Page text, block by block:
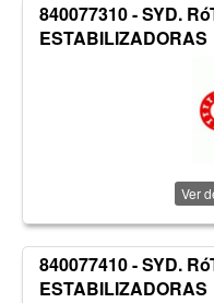
840077310 - SYD.
ESTABILIZADORAS
Ver
840077410 - SYD.
ESTABILIZADORAS